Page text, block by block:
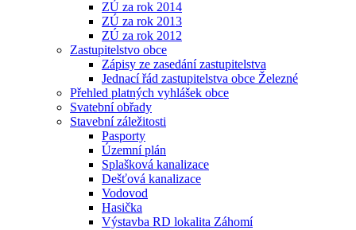
ZÚ za rok 2014
ZÚ za rok 2013
ZÚ za rok 2012
Zastupitelstvo obce
Zápisy ze zasedání zastupitelstva
Jednací řád zastupitelstva obce Železné
Přehled platných vyhlášek obce
Svatební obřady
Stavební záležitosti
Pasporty
Územní plán
Splašková kanalizace
Dešťová kanalizace
Vodovod
Hasička
Výstavba RD lokalita Záhomí